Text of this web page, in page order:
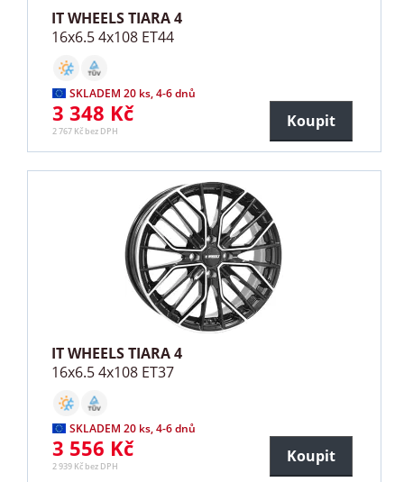
IT WHEELS TIARA 4
16x6.5 4x108 ET44
SKLADEM 20 ks, 4-6 dnů
3 348 Kč
2 767 Kč bez DPH
Koupit
IT WHEELS TIARA 4
16x6.5 4x108 ET37
SKLADEM 20 ks, 4-6 dnů
3 556 Kč
2 939 Kč bez DPH
Koupit